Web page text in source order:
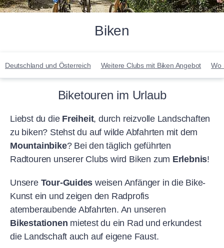
Biken
Deutschland und Österreich Weitere Clubs mit Biken Angebot Wo
Biketouren im Urlaub
Liebst du die Freiheit, durch reizvolle Landschaften
zu biken? Stehst du auf wilde Abfahrten mit dem
Mountainbike? Bei den täglich geführten
Radtouren unserer Clubs wird Biken zum Erlebnis!
Unsere Tour-Guides weisen Anfänger in die Bike-
Kunst ein und zeigen den Radprofis
atemberaubende Abfahrten. An unseren
Bikestationen mietest du ein Rad und erkundest
die Landschaft auch auf eigene Faust.